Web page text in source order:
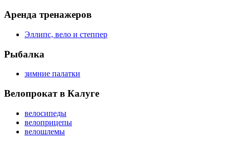
Аренда тренажеров
Эллипс, вело и степпер
Рыбалка
зимние палатки
Велопрокат в Калуге
велосипеды
велоприцепы
велошлемы